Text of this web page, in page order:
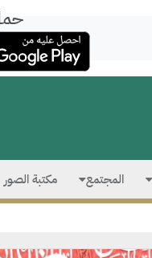
المجتمع مكتبة الصور